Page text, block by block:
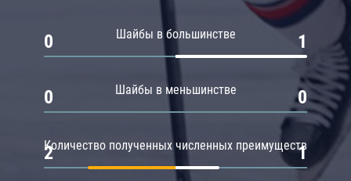
Шайбы в большинстве
0 1
Шайбы в меньшинстве
0 0
Количество полученных численных преимуществ
2 1